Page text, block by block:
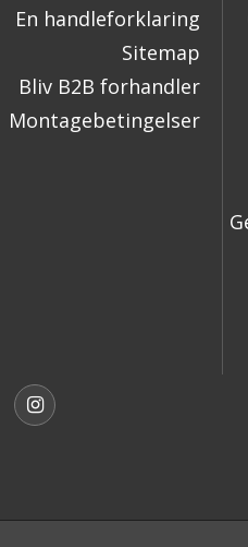
En handleforklaring
Sitemap
Bliv B2B forhandler
Montagebetingelser